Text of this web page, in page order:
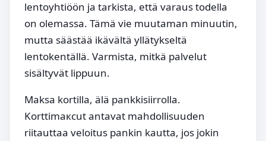
lentoyhtiöön ja tarkista, että varaus todella
on olemassa. Tämä vie muutaman minuutin,
mutta säästää ikävältä yllätykseltä
lentokentällä. Varmista, mitkä palvelut
sisältyvät lippuun.
Maksa kortilla, älä pankkisiirrolla.
Korttimaксut antavat mahdollisuuden
riitauttaa veloitus pankin kautta, jos jokin